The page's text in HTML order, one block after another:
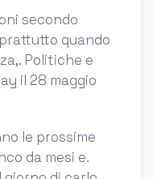
secondo
quando
Politiche e
il 28 maggio
le prossime
da mesi e.